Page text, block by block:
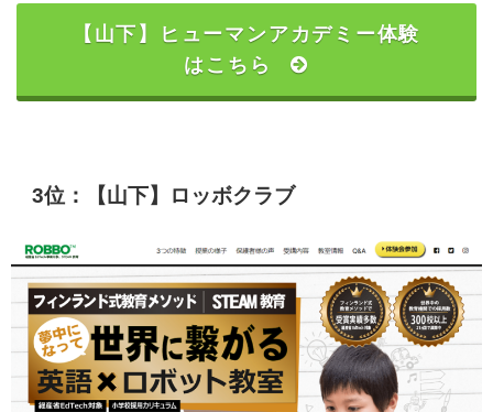
【山下】ヒューマンアカデミー体験
はこちら
3位：【山下】ロッボクラブ